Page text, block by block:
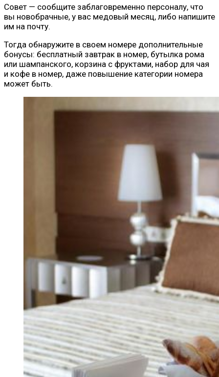
Совет — сообщите заблаговременно персоналу, что
вы новобрачные, у вас медовый месяц, либо напишите
им на почту.
Тогда обнаружите в своем номере дополнительные
бонусы: бесплатный завтрак в номер, бутылка рома
или шампанского, корзина с фруктами, набор для чая
и кофе в номер, даже повышение категории номера
может быть.